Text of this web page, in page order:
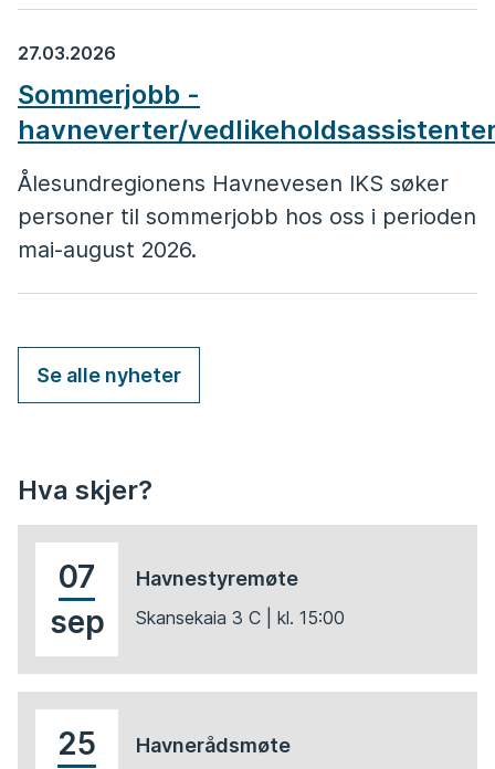
27.03.2026
Sommerjobb -
havneverter/
Ålesundregionens Havnevesen IKS søker
personer til sommerjobb hos oss i perioden
mai-august 2026.
Se alle nyheter
Hva skjer?
07
sep
Havnestyremøte
Skansekaia 3 C | kl. 15:00
25
Havnerådsmøte